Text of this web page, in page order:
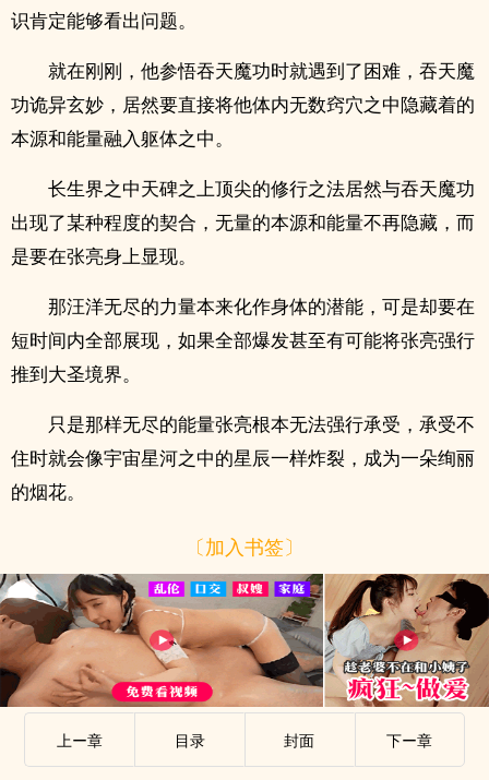
识肯定能够看出问题。
就在刚刚，他参悟吞天魔功时就遇到了困难，吞天魔
功诡异玄妙，居然要直接将他体内无数窍穴之中隐藏着的
本源和能量融入躯体之中。
长生界之中天碑之上顶尖的修行之法居然与吞天魔功
出现了某种程度的契合，无量的本源和能量不再隐藏，而
是要在张亮身上显现。
那汪洋无尽的力量本来化作身体的潜能，可是却要在
短时间内全部展现，如果全部爆发甚至有可能将张亮强行
推到大圣境界。
只是那样无尽的能量张亮根本无法强行承受，承受不
住时就会像宇宙星河之中的星辰一样炸裂，成为一朵绚丽
的烟花。
〔加入书签〕
上ー章 目录 封面 下ー章